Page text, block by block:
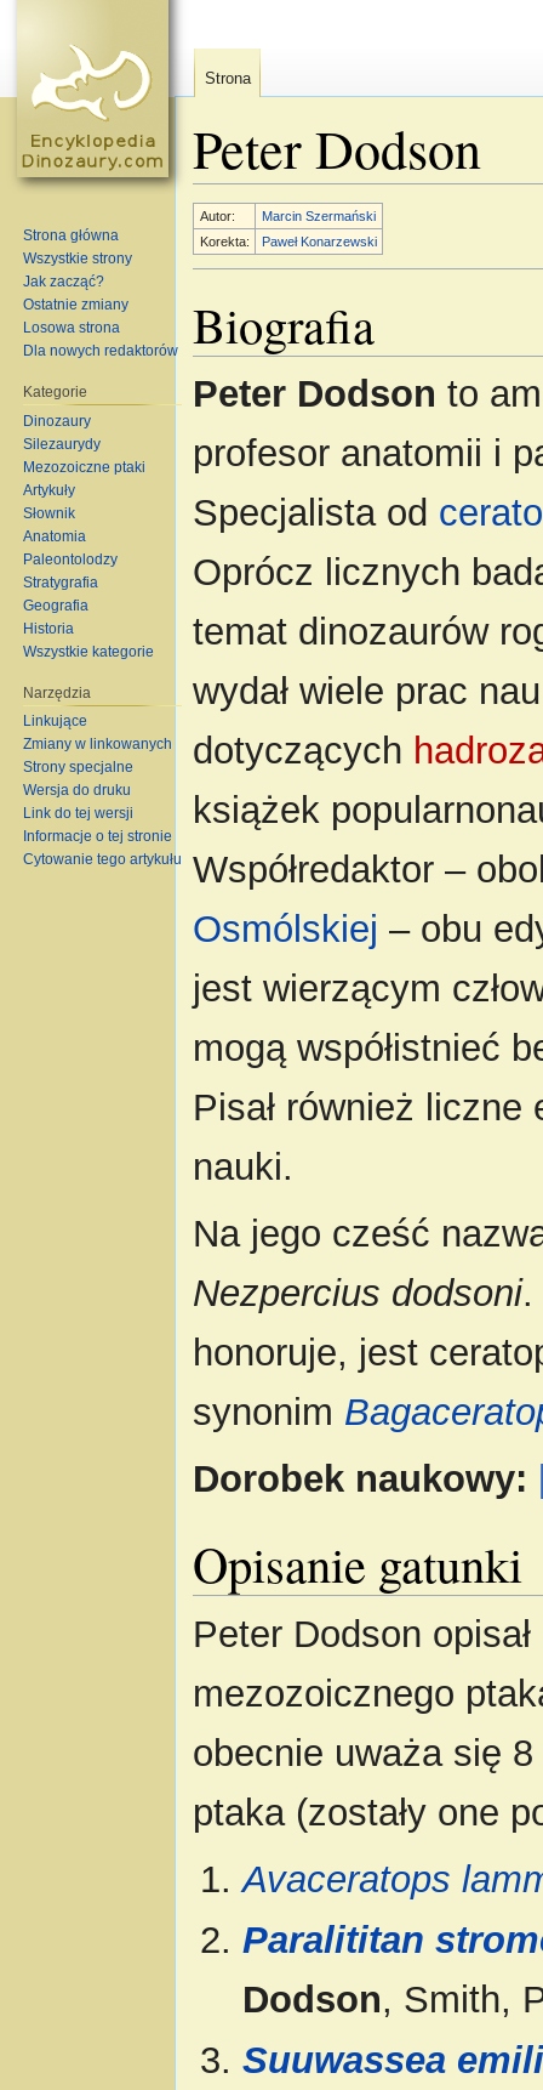
Peter Dodson
Autor:
Marcin Szermański
Korekta:
Paweł Konarzewski
Biografia
Peter Dodson to
profesor anatomii i
Specjalista od
Oprócz licznych
temat dinozaurów
wydał wiele prac
dotyczących
książek
Współredaktor –
Osmólskiej – obu
jest wierzącym
mogą współistnieć
Pisał również
nauki.
Na jego cześć
Nezpercius dodsoni.
honoruje, jest
synonim
Dorobek naukowy:
Opisanie gatunki
Peter Dodson
mezozoicznego
obecnie uważa się
ptaka (zostały one
Avaceratops
Paralititan
Dodson, Smith,
Suuwassea
Strona
Strona główna
Wszystkie strony
Jak zacząć?
Ostatnie zmiany
Losowa strona
Dla nowych redaktorów
Kategorie
Dinozaury
Silezaurydy
Mezozoiczne ptaki
Artykuły
Słownik
Anatomia
Paleontolodzy
Stratygrafia
Geografia
Historia
Wszystkie kategorie
Narzędzia
Linkujące
Zmiany w linkowanych
Strony specjalne
Wersja do druku
Link do tej wersji
Informacje o tej stronie
Cytowanie tego artykułu